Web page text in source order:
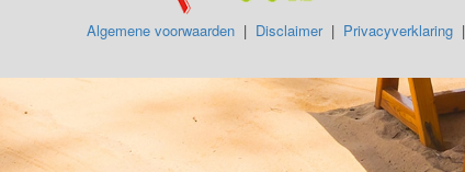
Algemene voorwaarden| Disclaimer| Privacyverklaring|